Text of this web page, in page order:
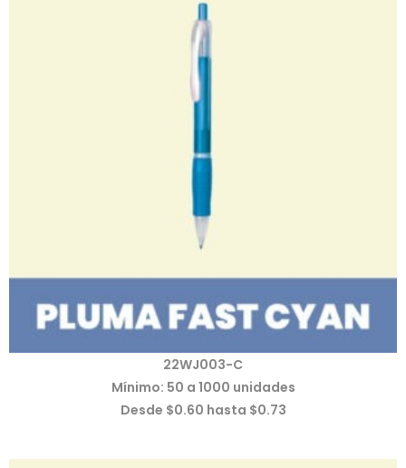
22WJ003-C
Mínimo: 50 a 1000 unidades
Desde $0.60 hasta $0.73